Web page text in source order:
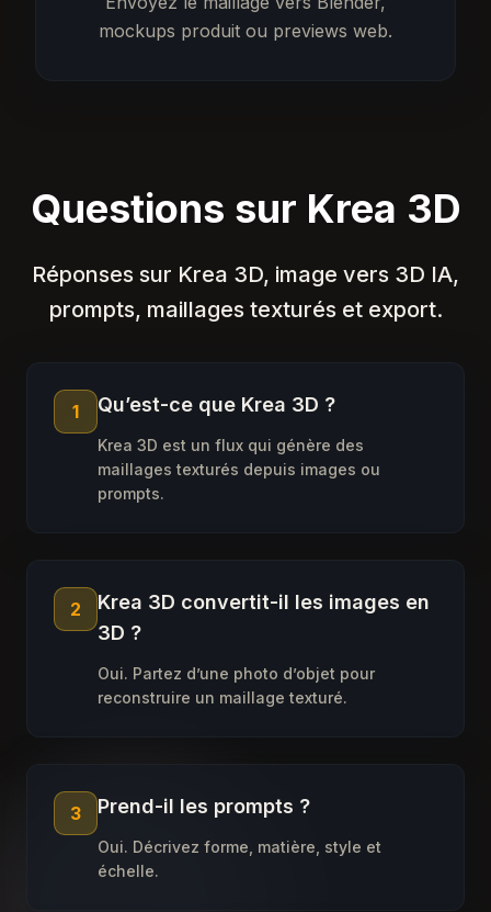
mockups produit ou previews web.
Questions sur Krea 3D
Réponses sur Krea 3D, image vers 3D IA,
prompts, maillages texturés et export.
1 Qu’est-ce que Krea 3D ?
Krea 3D est un flux qui génère des
maillages texturés depuis images ou
prompts.
2
Krea 3D convertit-il les images en
3D ?
Oui. Partez d’une photo d’objet pour
reconstruire un maillage texturé.
3 Prend-il les prompts ?
Oui. Décrivez forme, matière, style et
échelle.